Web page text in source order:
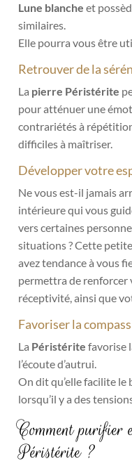
Lune blanche et
similaires.
Elle pourra vous être
Retrouver de la
La pierre Péristérite
pour atténuer une
contrariétés à
difficiles à maîtriser.
Développer votre
Ne vous est-il jamais
intérieure qui vous
vers certaines
situations ? Cette
avez tendance à vous
permettra de renforcer
réceptivité, ainsi que
Favoriser la
La Péristéritefavorise
l’écoute d’autrui.
On dit qu’elle facilite le
lorsqu’il y a des
Comment purifier
Péristérite ?